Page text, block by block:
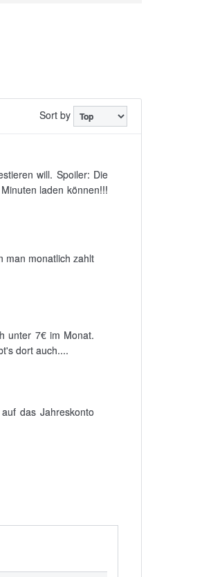
Sort by
will. Spoiler: Die
laden können!!!
man monatlich zahlt
unter 7€ im Monat.
dort auch....
das Jahreskonto